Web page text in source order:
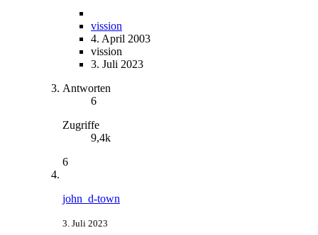
vission
4. April 2003
vission
3. Juli 2023
Antworten
6
Zugriffe
9,4k
6
john_d-town
3. Juli 2023